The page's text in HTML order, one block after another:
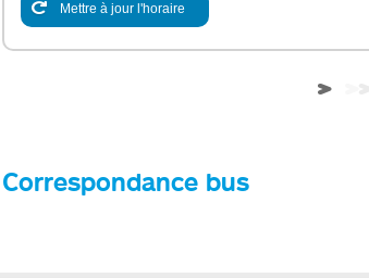
Mettre à jour l'horaire
Correspondance bus